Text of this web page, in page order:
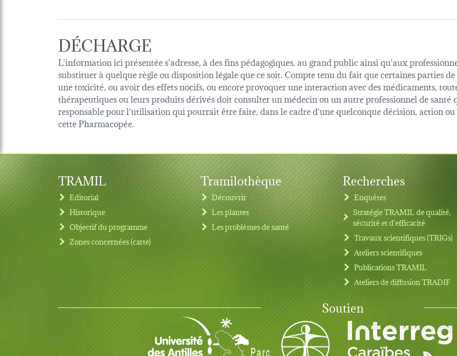
DÉCHARGE
L'information ici présentée s'adresse, à des fins pédagogiques, au grand public ainsi qu'aux
substituer à quelque règle ou disposition légale que ce soit. Compte tenu du fait que certaines parties
une toxicité, ou avoir des effets nocifs, ou encore provoquer une interaction avec des médicaments,
thérapeutiques ou leurs produits dérivés doit consulter un médecin ou un autre professionnel de
responsable pour l'utilisation qui pourrait être faite, dans le cadre d'une quelconque décision, action
cette Pharmacopée.
Footer menu
TRAMIL
Editorial
Historique
Objectif du programme
Zones concernées (carte)
Tramilothèque
Découvrir
Les plantes
Les problèmes de santé
Recherches
Enquêtes
Stratégie TRAMIL de qualité,
sécurité et d'efficacité
Travaux scientifiques (TRIGs)
Ateliers scientifiques
Publications TRAMIL
Ateliers de diffusion TRADIF
Soutien